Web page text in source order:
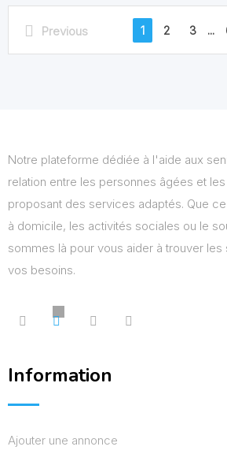
Previous 1 2 3 ...
Notre plateforme dédiée à l'aide aux
relation entre les personnes âgées et
proposant des services adaptés. Que
à domicile, les activités sociales ou le
sommes là pour vous aider à trouver les
vos besoins.
Information
Ajouter une annonce